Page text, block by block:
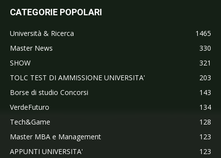
CATEGORIE POPOLARI
Università & Ricerca
1465
Master News
330
SHOW
321
TOLC TEST DI AMMISSIONE UNIVERSITA'
203
Borse di studio Concorsi
143
VerdeFuturo
134
Tech&Game
128
Master MBA e Management
123
APPUNTI UNIVERSITA'
123